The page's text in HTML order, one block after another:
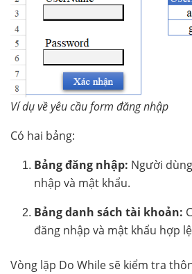
Ví dụ về yêu cầu form đăng nhập
Có hai bảng:
Bảng đăng nhập: Người
nhập và mật khẩu.
Bảng danh sách tài khoản:
đăng nhập và mật khẩu hợp
Vòng lặp Do While sẽ kiểm tra